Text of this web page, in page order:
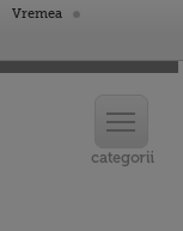
Vremea